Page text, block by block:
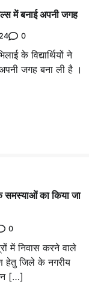
में बनाई अपनी जगह
0
के विद्यार्थियों ने
जगह बना ली है ।
समस्याओं का किया जा
0
में निवास करने वाले
हेतु जिले के नगरीय
[…]